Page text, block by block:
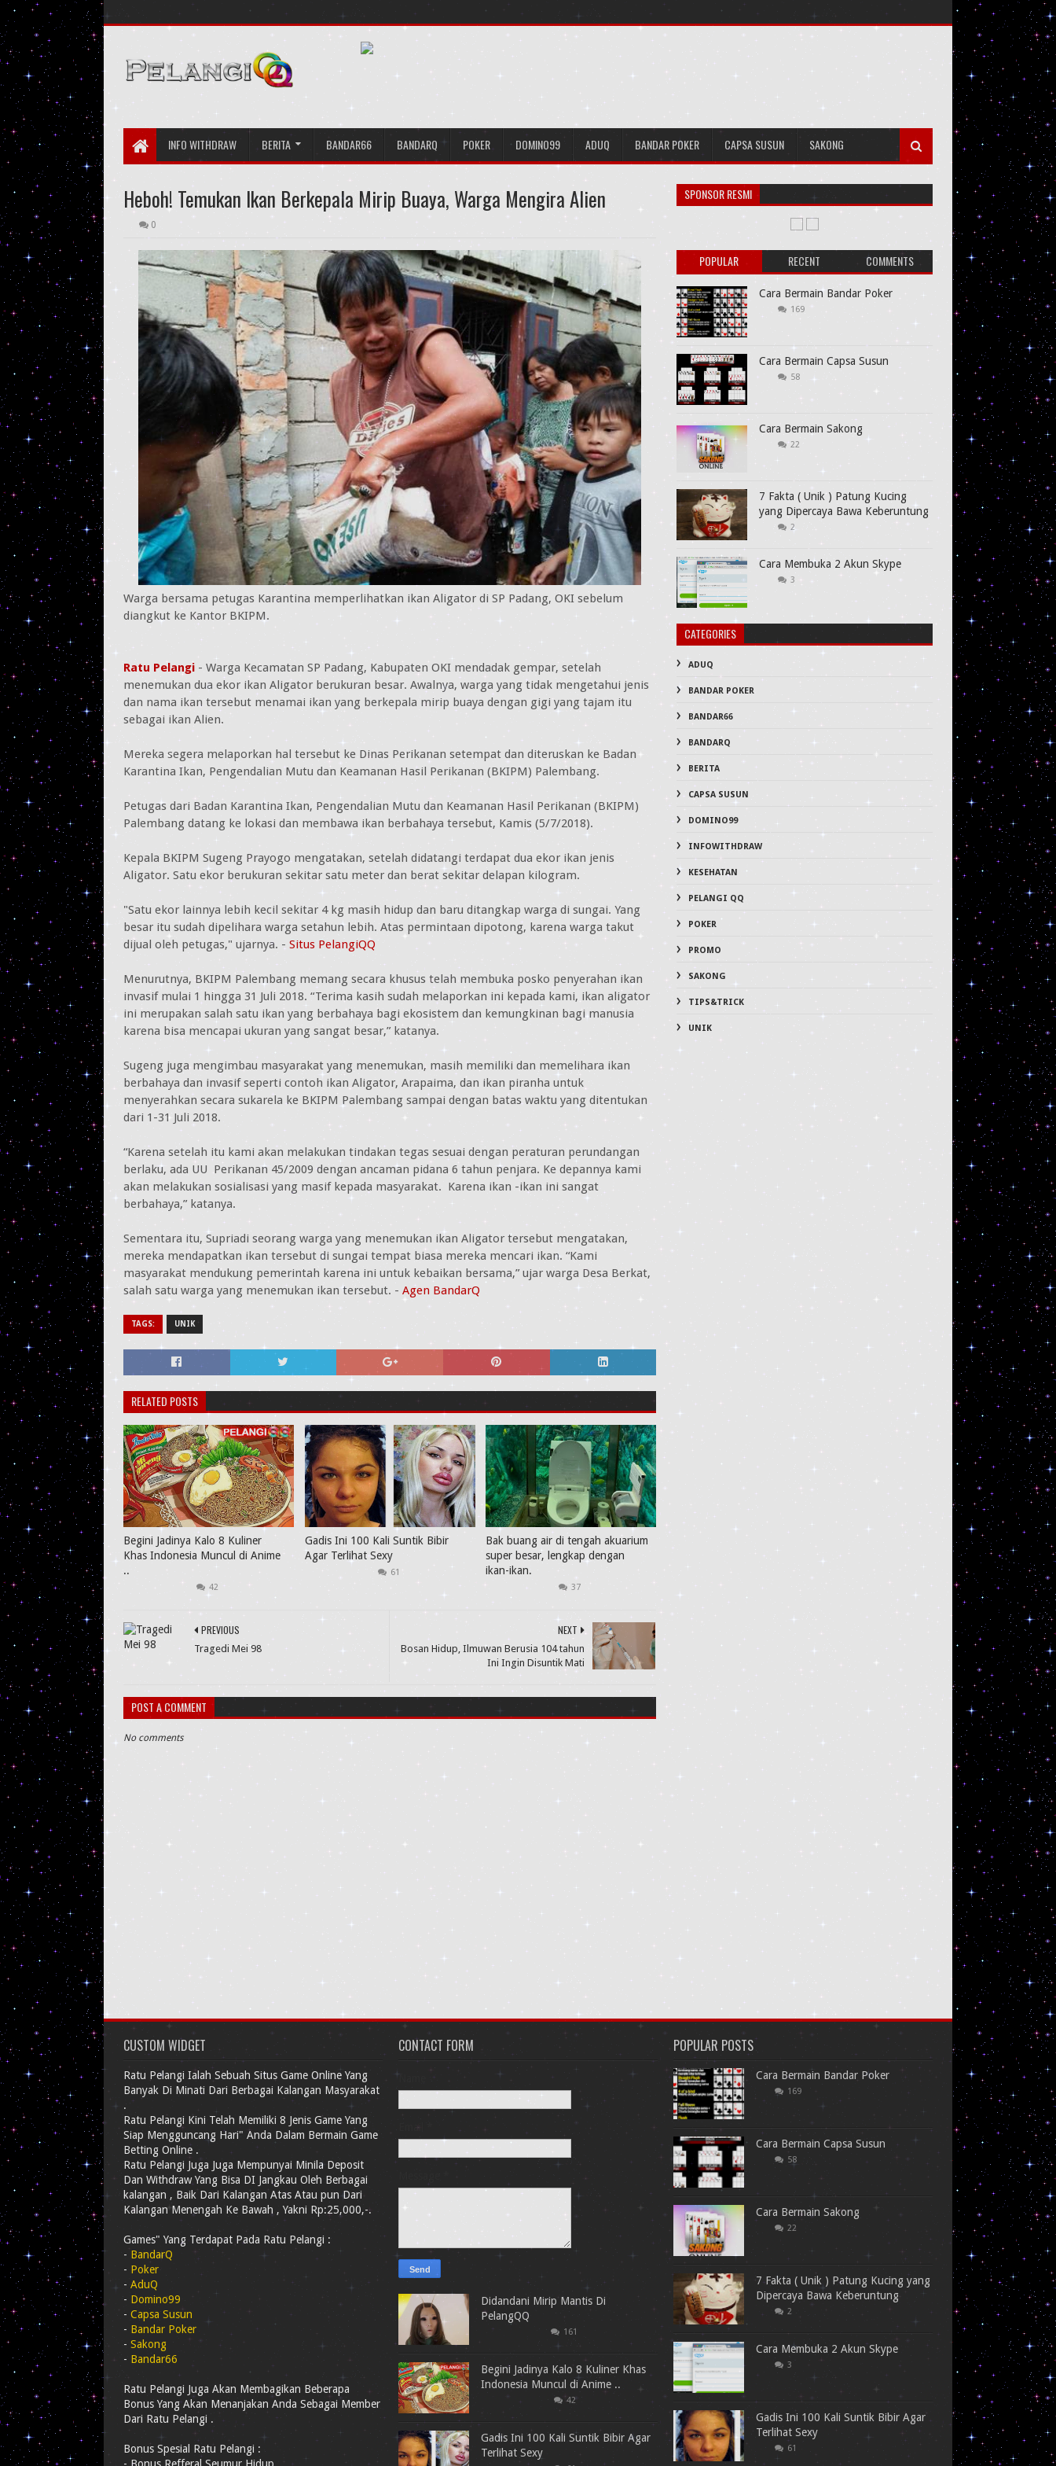
INFO WITHDRAW BERITA BANDAR66 BANDARQ POKER DOMINO99 ADUQ BANDAR POKER CAPSA SUSUN SAKONG
Heboh! Temukan Ikan Berkepala Mirip Buaya, Warga Mengira Alien
0
Warga bersama petugas Karantina memperlihatkan ikan Aligator di SP Padang, OKI sebelum
diangkut ke Kantor BKIPM.
Ratu Pelangi - Warga Kecamatan SP Padang, Kabupaten OKI mendadak gempar, setelah
menemukan dua ekor ikan Aligator berukuran besar. Awalnya, warga yang tidak mengetahui jenis
dan nama ikan tersebut menamai ikan yang berkepala mirip buaya dengan gigi yang tajam itu
sebagai ikan Alien.
Mereka segera melaporkan hal tersebut ke Dinas Perikanan setempat dan diteruskan ke Badan
Karantina Ikan, Pengendalian Mutu dan Keamanan Hasil Perikanan (BKIPM) Palembang.
Petugas dari Badan Karantina Ikan, Pengendalian Mutu dan Keamanan Hasil Perikanan (BKIPM)
Palembang datang ke lokasi dan membawa ikan berbahaya tersebut, Kamis (5/7/2018).
Kepala BKIPM Sugeng Prayogo mengatakan, setelah didatangi terdapat dua ekor ikan jenis
Aligator. Satu ekor berukuran sekitar satu meter dan berat sekitar delapan kilogram.
"Satu ekor lainnya lebih kecil sekitar 4 kg masih hidup dan baru ditangkap warga di sungai. Yang
besar itu sudah dipelihara warga setahun lebih. Atas permintaan dipotong, karena warga takut
dijual oleh petugas," ujarnya. - Situs PelangiQQ
Menurutnya, BKIPM Palembang memang secara khusus telah membuka posko penyerahan ikan
invasif mulai 1 hingga 31 Juli 2018. “Terima kasih sudah melaporkan ini kepada kami, ikan aligator
ini merupakan salah satu ikan yang berbahaya bagi ekosistem dan kemungkinan bagi manusia
karena bisa mencapai ukuran yang sangat besar,” katanya.
Sugeng juga mengimbau masyarakat yang menemukan, masih memiliki dan memelihara ikan
berbahaya dan invasif seperti contoh ikan Aligator, Arapaima, dan ikan piranha untuk
menyerahkan secara sukarela ke BKIPM Palembang sampai dengan batas waktu yang ditentukan
dari 1-31 Juli 2018.
“Karena setelah itu kami akan melakukan tindakan tegas sesuai dengan peraturan perundangan
berlaku, ada UU Perikanan 45/2009 dengan ancaman pidana 6 tahun penjara. Ke depannya kami
akan melakukan sosialisasi yang masif kepada masyarakat. Karena ikan -ikan ini sangat
berbahaya,” katanya.
Sementara itu, Supriadi seorang warga yang menemukan ikan Aligator tersebut mengatakan,
mereka mendapatkan ikan tersebut di sungai tempat biasa mereka mencari ikan. “Kami
masyarakat mendukung pemerintah karena ini untuk kebaikan bersama,” ujar warga Desa Berkat,
salah satu warga yang menemukan ikan tersebut. - Agen BandarQ
TAGS: UNIK
RELATED POSTS
Begini Jadinya Kalo 8 Kuliner
Khas Indonesia Muncul di Anime
..
42
Gadis Ini 100 Kali Suntik Bibir
Agar Terlihat Sexy
61
Bak buang air di tengah akuarium
super besar, lengkap dengan
ikan-ikan.
37
NEXT
Bosan Hidup, Ilmuwan Berusia 104 tahun
Ini Ingin Disuntik Mati
PREVIOUS
Tragedi Mei 98
POST A COMMENT
No comments
SPONSOR RESMI
POPULAR RECENT COMMENTS
Cara Bermain Bandar Poker
169
Cara Bermain Capsa Susun
58
Cara Bermain Sakong
22
7 Fakta ( Unik ) Patung Kucing
yang Dipercaya Bawa Keberuntung
2
Cara Membuka 2 Akun Skype
3
CATEGORIES
ADUQ
BANDAR POKER
BANDAR66
BANDARQ
BERITA
CAPSA SUSUN
DOMINO99
INFOWITHDRAW
KESEHATAN
PELANGI QQ
POKER
PROMO
SAKONG
TIPS&TRICK
UNIK
CUSTOM WIDGET
Ratu Pelangi Ialah Sebuah Situs Game Online Yang
Banyak Di Minati Dari Berbagai Kalangan Masyarakat
.
Ratu Pelangi Kini Telah Memiliki 8 Jenis Game Yang
Siap Mengguncang Hari" Anda Dalam Bermain Game
Betting Online .
Ratu Pelangi Juga Juga Mempunyai Minila Deposit
Dan Withdraw Yang Bisa DI Jangkau Oleh Berbagai
kalangan , Baik Dari Kalangan Atas Atau pun Dari
Kalangan Menengah Ke Bawah , Yakni Rp:25,000,-.
Games" Yang Terdapat Pada Ratu Pelangi :
- BandarQ
- Poker
- AduQ
- Domino99
- Capsa Susun
- Bandar Poker
- Sakong
- Bandar66
Ratu Pelangi Juga Akan Membagikan Beberapa
Bonus Yang Akan Menanjakan Anda Sebagai Member
Dari Ratu Pelangi .
Bonus Spesial Ratu Pelangi :
CONTACT FORM
Email
Didandani Mirip Mantis Di
PelangQQ
161
Begini Jadinya Kalo 8 Kuliner Khas
Indonesia Muncul di Anime ..
42
Gadis Ini 100 Kali Suntik Bibir Agar
Terlihat Sexy
POPULAR POSTS
Cara Bermain Bandar Poker
169
Cara Bermain Capsa Susun
58
Cara Bermain Sakong
22
7 Fakta ( Unik ) Patung Kucing yang
Dipercaya Bawa Keberuntung
2
Cara Membuka 2 Akun Skype
3
Gadis Ini 100 Kali Suntik Bibir Agar
Terlihat Sexy
61